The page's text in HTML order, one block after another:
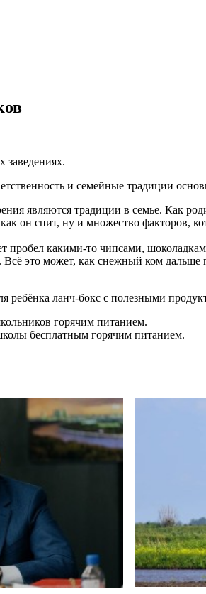
заведениях.
и семейные традиции
являются традиции в семье. Как
он спит, ну и множество факторов,
пробел какими-то чипсами,
это может, как снежный ком
ребёнка ланч-бокс с полезными
горячим питанием.
бесплатным горячим питанием.